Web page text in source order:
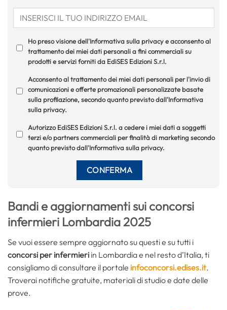
Ho preso visione dell'Informativa sulla privacy e acconsento al
trattamento dei miei dati personali a fini commerciali su
prodotti e servizi forniti da EdiSES Edizioni S.r.l.
Acconsento al trattamento dei miei dati personali per l'invio di
comunicazioni e offerte promozionali personalizzate basate
sulla profilazione, secondo quanto previsto dall'Informativa
sulla privacy.
Autorizzo EdiSES Edizioni S.r.l. a cedere i miei dati a soggetti
terzi e/o partners commerciali per finalità di marketing secondo
quanto previsto dall'Informativa sulla privacy.
Bandi e aggiornamenti sui concorsi
infermieri Lombardia 2025
Se vuoi essere sempre aggiornato su questi e su tutti i
concorsi per infermieri in Lombardia e nel resto d’Italia, ti
consigliamo di consultare il portale infoconcorsi.edises.it.
Troverai notifiche gratuite, materiali di studio e date delle
prove.